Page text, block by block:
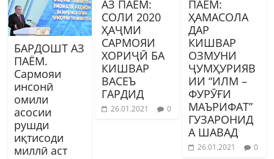
БАРДОШТ АЗ
ПАЁМ.
Сармояи
инсонӣ
омили
асосии
рушди
иқтисоди
миллӣ аст
АЗ ПАЁМ:
СОЛИ 2020
ҲАҶМИ
САРМОЯИ
ХОРИҶӢ БА
КИШВАР
ВАСЕЪ
ГАРДИД
26.01.2021 0
ПАЁМ:
ҲАМАСОЛА
ДАР
КИШВАР
ОЗМУНИ
ҶУМҲУРИЯВ
ИИ “ИЛМ –
ФУРӮҒИ
МАЪРИФАТ”
ГУЗАРОНИД
А ШАВАД
26.01.2021 0